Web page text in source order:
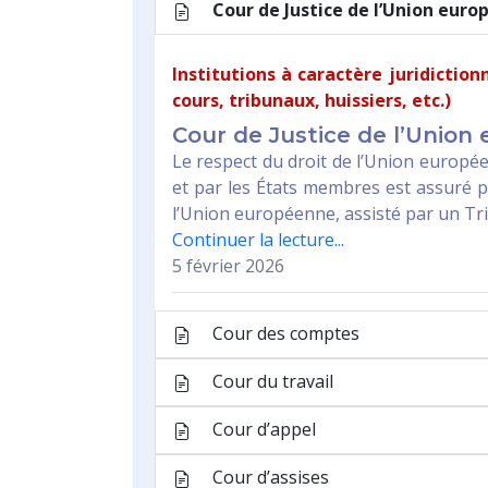
Siège
Tribunal correctionnel
Tribunal de commerce
Tribunal de l’application des
Tribunal de l’entreprise
Tribunal de la jeunesse
Tribunal de police
Tribunal de première instance
Tribunal du travail